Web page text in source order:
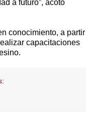
a futuro”, acotó
conocimiento, a partir
capacitaciones